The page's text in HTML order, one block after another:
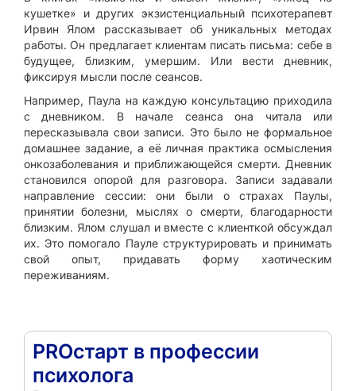
кушетке» и других экзистенциальный психотерапевт
Ирвин Ялом рассказывает об уникальных методах
работы. Он предлагает клиентам писать письма: себе в
будущее, близким, умершим. Или вести дневник,
фиксируя мысли после сеансов.
Например, Паула на каждую консультацию приходила
с дневником. В начале сеанса она читала или
пересказывала свои записи. Это было не формальное
домашнее задание, а её личная практика осмысления
онкозаболевания и приближающейся смерти. Дневник
становился опорой для разговора. Записи задавали
направление сессии: они были о страхах Паулы,
принятии болезни, мыслях о смерти, благодарности
близким. Ялом слушал и вместе с клиенткой обсуждал
их. Это помогало Пауле структурировать и принимать
свой опыт, придавать форму хаотическим
переживаниям.
PROстарт в профессии
психолога